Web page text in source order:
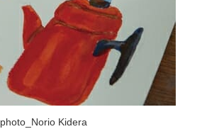
photo_Norio Kidera